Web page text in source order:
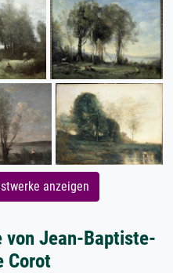
anzeigen
von Jean-Baptiste-
Corot